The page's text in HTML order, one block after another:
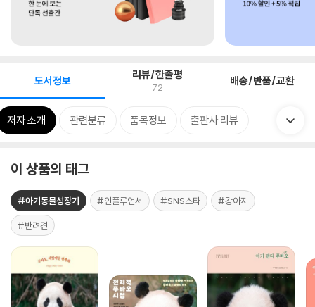
도서정보 리뷰/한줄평
72 배송/반품/교환
저자 소개 관련분류 품목정보 출판사 리뷰
이 상품의 태그
#아기동물성장기 #인플루언서 #SNS스타 #강아지
#반려견